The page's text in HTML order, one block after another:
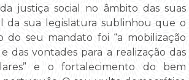
justiça social no âmbito das suas
da sua legislatura sublinhou que o
do seu mandato foi “a mobilização
das vontades para a realização das
e o fortalecimento do bem